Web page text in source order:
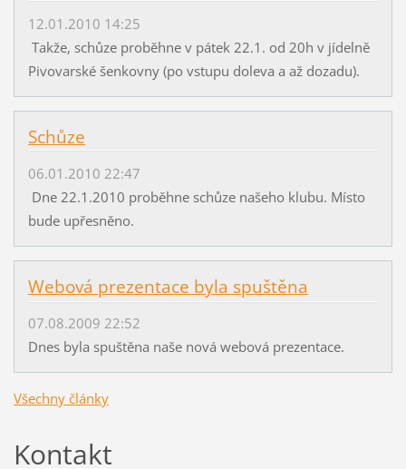
12.01.2010 14:25
Takže, schůze proběhne v pátek 22.1. od 20h v jídelně
Pivovarské šenkovny (po vstupu doleva a až dozadu).
Schůze
06.01.2010 22:47
Dne 22.1.2010 proběhne schůze našeho klubu. Místo
bude upřesněno.
Webová prezentace byla spuštěna
07.08.2009 22:52
Dnes byla spuštěna naše nová webová prezentace.
Všechny články
Kontakt